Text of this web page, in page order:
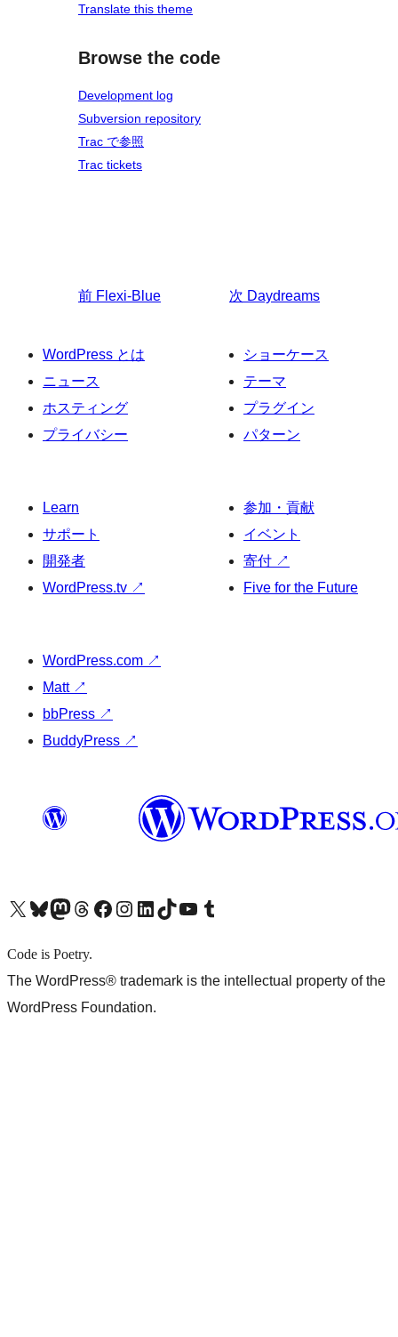
Translate this theme
Browse the code
Development log
Subversion repository
Trac で参照
Trac tickets
前 Flexi-Blue 次 Daydreams
WordPress とは
ニュース
ホスティング
プライバシー
ショーケース
テーマ
プラグイン
パターン
Learn
サポート
開発者
WordPress.tv ↗
参加・貢献
イベント
寄付 ↗
Five for the Future
WordPress.com ↗
Matt ↗
bbPress ↗
BuddyPress ↗
X (旧 Twitter) アカウントへBluesky アカウントへMastodon アカウントへThreads アカウントへ Facebook ページへInstagram アカウントへ LinkedIn アカウントへTikTok アカウントへYouTube チャンネルへ Tumblr アカウントへ
Code is Poetry.
The WordPress® trademark is the intellectual property of the
WordPress Foundation.